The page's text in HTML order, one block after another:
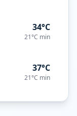
34°C
21°C min
37°C
21°C min